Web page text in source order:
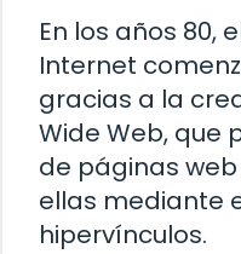
En los años 80,
Internet
gracias a la
Wide Web, que
de páginas
ellas mediante
hipervínculos.